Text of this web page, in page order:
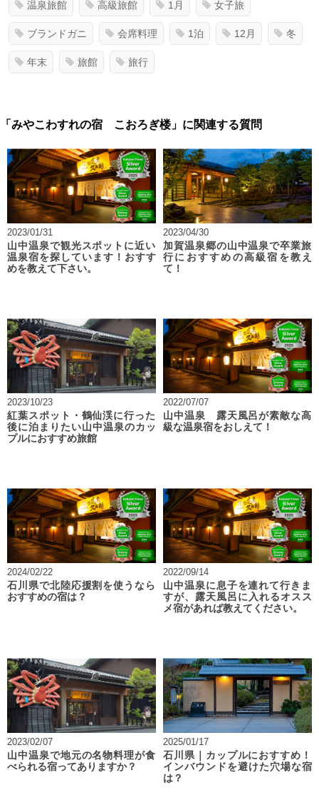
温泉旅館 高級旅館 1月 女子旅
ブランドガニ 会席料理 1泊 12月 冬
年末 旅館 旅行
「みやこわすれの宿 こおろぎ楼」に関連する質問
2023/01/31
山中温泉で観光スポットに近い
温泉宿を探しています！おすす
めを教えて下さい。
2023/04/30
加賀温泉郷の山中温泉で卒業旅
行におすすめの高級宿を教え
て！
2023/10/23
紅葉スポット・鶴仙渓に行った
後に泊まりたい山中温泉のカッ
プルにおすすめ旅館
2022/07/07
山中温泉 露天風呂が素敵な高
級な温泉宿をおしえて！
2024/02/22
石川県で北陸応援割を使うなら
おすすめの宿は？
2022/09/14
山中温泉に息子を連れて行きま
すが、露天風呂に入れるオスス
メ宿があれば教えてください。
2023/02/07
山中温泉で地元の名物料理が食
べられる宿ってありますか？
2025/01/17
石川県｜カップルにおすすめ！
インバウンドを避けた穴場な宿
は？